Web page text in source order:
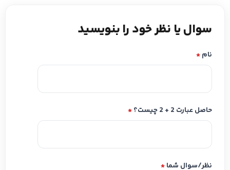
سوال یا نظر خود را بنویسید
نام*
حاصل عبارت 2 + 2 چیست؟ *
نظر/سوال شما*